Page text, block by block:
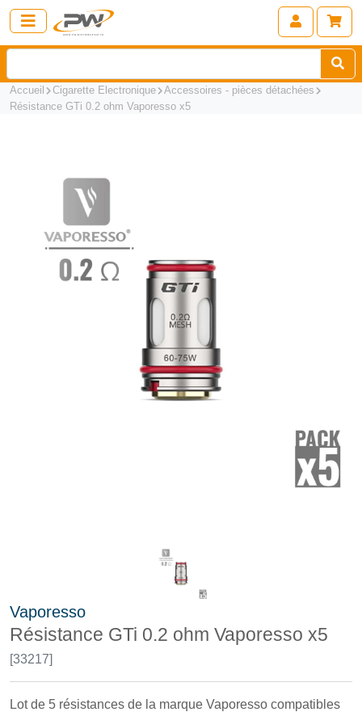
Accueil Cigarette Electronique
Accessoires - pièces détachées
Résistance GTi 0.2 ohm Vaporesso x5
Vaporesso
Résistance GTi 0.2 ohm Vaporesso x5
[33217]
Lot de 5 résistances de la marque Vaporesso compatibles